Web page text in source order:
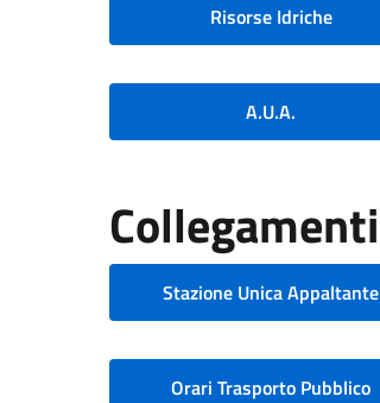
Risorse Idriche
A.U.A.
Collegamenti
Stazione Unica Appaltante
Orari Trasporto Pubblico